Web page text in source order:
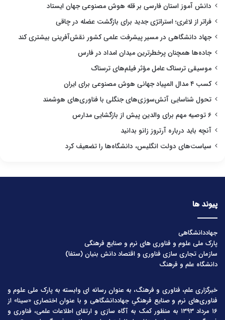
دانش آموز استان فارسی بر قله هوش مصنوعی جهان ایستاد
فراتر از لاغری؛ استراتژی جدید برای بازگشت عضله در چاقی
جهاد دانشگاهی در مسیر پیشرفت علمی کشور نقش‌آفرینی بیشتری کند
جاده‌ها همچنان پرخطرترین میدان امداد در فارس
موسیقی ترسناک عامل مؤثر فیلم‌های ترسناک
کسب ۴ مدال المپیاد جهانی هوش مصنوعی برای ایران
تحول شناسایی آتش‌سوزی‌های جنگلی با فناوری‌های هوشمند
۶ توصیه مهم برای والدین پیش از بازگشایی مدارس
آنچه باید درباره آرتروز زانو بدانید
سیاست‌های دولت انگلیس، دانشگاه‌ها را تضعیف کرد
پیوند ها
جهاددانشگاهی
پارک ملی علوم و فناوری های نرم و صنایع فرهنگی
سازمان تجاری سازی فناوری و اقتصاد دانش بنیان (ستفا)
دانشگاه علم و فرهنگ
خبرگزاری علم، فناوری و فرهنگ، به عنوان رسانه ای وابسته به پارک ملی علوم و
فناوری‌های نرم و صنایع فرهنگیِ جهاددانشگاهی و با عنوان اختصاری «سینا» از
۱۶ مرداد ۱۳۹۳ به منظور کمک به آگاه سازی و ارتقای اطلاعات علمی، فناوری و